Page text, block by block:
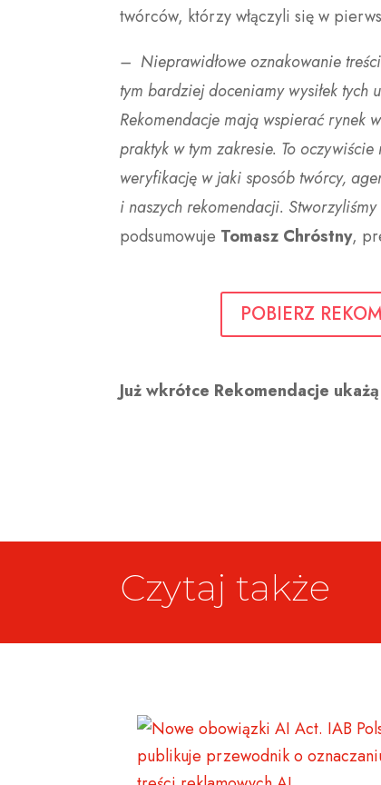
twórców, którzy włączyli się w
– Nieprawidłowe oznakowanie
tym bardziej doceniamy wysiłek tych
Rekomendacje mają wspierać rynek
praktyk w tym zakresie. To
weryfikację w jaki sposób twórcy,
i naszych rekomendacji. Stworzyliśmy
podsumowuje Tomasz Chróstny,
POBIERZ
Już wkrótce Rekomendacje
Czytaj także